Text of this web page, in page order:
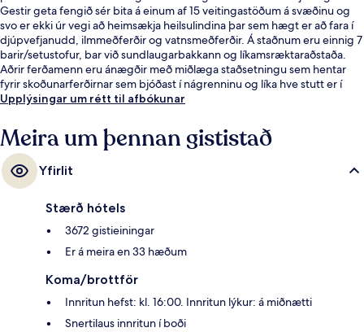
Gestir geta fengið sér bita á einum af 15 veitingastöðum á svæðinu og
svo er ekki úr vegi að heimsækja heilsulindina þar sem hægt er að fara í
djúpvefjanudd, ilmmeðferðir og vatnsmeðferðir. Á staðnum eru einnig 7
barir/setustofur, bar við sundlaugarbakkann og líkamsræktaraðstaða.
Aðrir ferðamenn eru ánægðir með miðlæga staðsetningu sem hentar
fyrir skoðunarferðirnar sem bjóðast í nágrenninu og líka hve stutt er í
almenningssamgöngur: Ballys and Paris Las Vegas Monorail lestarstöðin
lestarstöðin er í 11 mínútna göngufjarlægð.
Upplýsingar um rétt til afbókunar
Meira um þennan gististað
Yfirlit
Stærð hótels
3672 gistieiningar
Er á meira en 33 hæðum
Koma/brottför
Innritun hefst: kl. 16:00. Innritun lýkur: á miðnætti
Snertilaus innritun í boði